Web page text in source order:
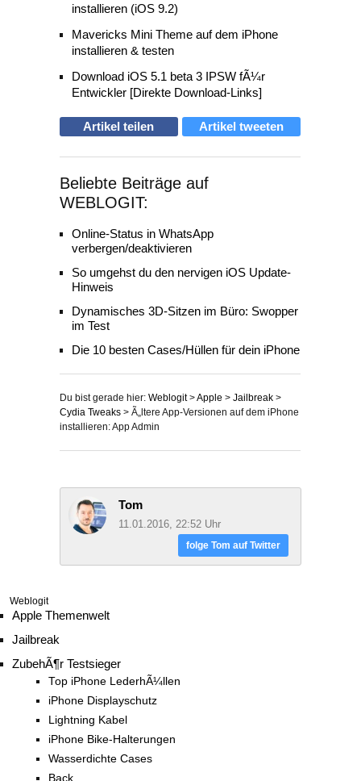
installieren (iOS 9.2)
Mavericks Mini Theme auf dem iPhone
installieren & testen
Download iOS 5.1 beta 3 IPSW fÃ¼r
Entwickler [Direkte Download-Links]
Artikel teilen Artikel tweeten
Beliebte Beiträge auf
WEBLOGIT:
Online-Status in WhatsApp
verbergen/deaktivieren
So umgehst du den nervigen iOS Update-
Hinweis
Dynamisches 3D-Sitzen im Büro: Swopper
im Test
Die 10 besten Cases/Hüllen für dein iPhone
Du bist gerade hier: Weblogit>Apple > Jailbreak >
Cydia Tweaks > Ã„ltere App-Versionen auf dem iPhone
installieren: App Admin
Tom
11.01.2016, 22:52 Uhr
folge Tom auf Twitter
Weblogit
Apple Themenwelt
Jailbreak
ZubehÃ¶r Testsieger
Top iPhone LederhÃ¼llen
iPhone Displayschutz
Lightning Kabel
iPhone Bike-Halterungen
Wasserdichte Cases
Back